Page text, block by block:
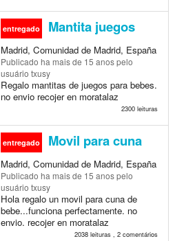
entregado Mantita juegos
Madrid, Comunidad de Madrid, España
Publicado ha mais de 15 anospelo
usuário txusy
Regalo mantitas de juegos para bebes.
no envio recojer en moratalaz
2300 leituras
entregado Movil para cuna
Madrid, Comunidad de Madrid, España
Publicado ha mais de 15 anospelo
usuário txusy
Hola regalo un movil para cuna de
bebe...funciona perfectamente. no
envio. recojer en moratalaz
2038 leituras , 2 comentários